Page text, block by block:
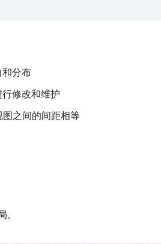
分布
修改和维护
之间的间距相等